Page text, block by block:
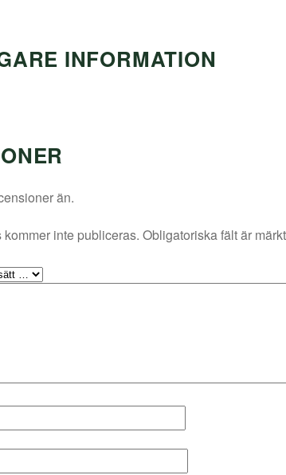
INFORMATION
än.
inte publiceras. Obligatoriska fält är